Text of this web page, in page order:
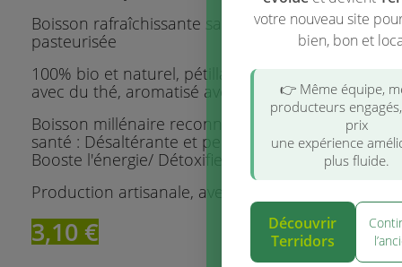
Boisson rafraîchissante sans alcool artisanale et
pasteurisée
100% bio et naturel, pétillant, naturellement
avec du thé, aromatisé avec des vrais fruits et
Boisson millénaire reconnue pour ses bienfaits
santé : Désaltérante et peu sucrée/ Améliore la
Booste l'énergie/ Détoxifie l'organisme/
Production artisanale, avec fruits frais pressés à
3,10 €
votre nouveau site
bien, bon et
👉 Même équipe,
producteurs
prix
une expérience
plus fluide.
Découvrir
Terridors